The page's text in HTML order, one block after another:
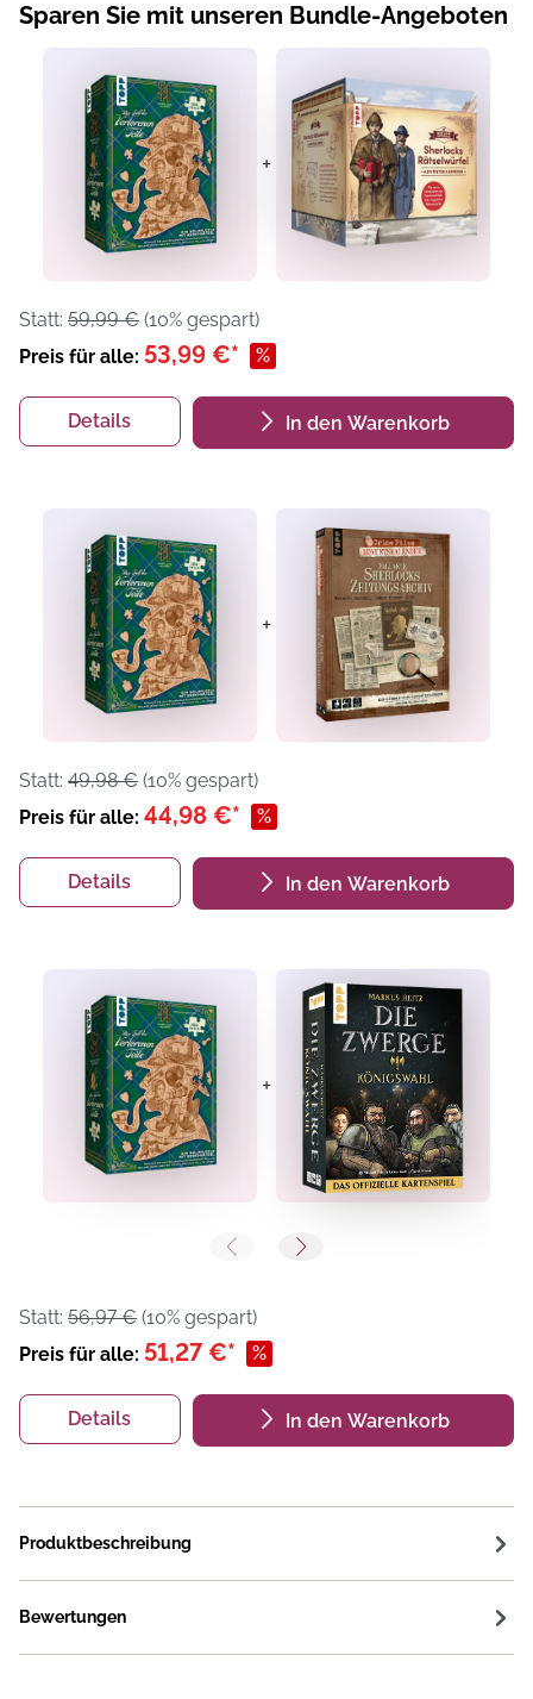
Sparen Sie mit unseren Bundle-Angeboten
+
Statt: 59,99 € (10% gespart)
Preis für alle: 53,99 €* %
Details In den Warenkorb
+
Statt: 49,98 € (10% gespart)
Preis für alle: 44,98 €* %
Details In den Warenkorb
+
Statt: 56,97 € (10% gespart)
Preis für alle: 51,27 €* %
Details In den Warenkorb
Produktbeschreibung
Bewertungen